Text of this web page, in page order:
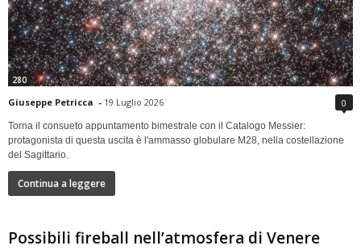
280
Giuseppe Petricca - 19 Luglio 2026 0
Torna il consueto appuntamento bimestrale con il Catalogo Messier:
protagonista di questa uscita è l'ammasso globulare M28, nella costellazione
del Sagittario.
Continua a leggere
Possibili fireball nell’atmosfera di Venere